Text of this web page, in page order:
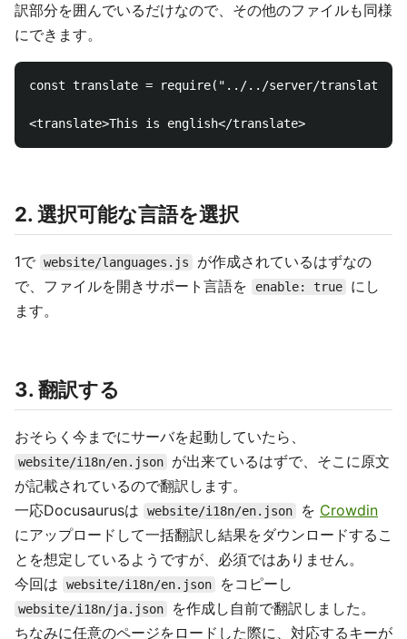
訳部分を囲んでいるだけなので、その他のファイルも同様
にできます。
const translate = require("../../server/
2. 選択可能な言語を選択
1で website/languages.js
が作成されているはずなの
で、ファイルを開きサポート言語を
enable: true
にし
ます。
3. 翻訳する
おそらく今までにサーバを起動していたら、
website/i18n/en.json
が出来ているはずで、そこに原文
が記載されているので翻訳します。
一応Docusaurusは
website/i18n/en.json を Crowdin
にアップロードして一括翻訳し結果をダウンロードするこ
とを想定しているようですが、必須ではありません。
今回は
website/i18n/en.json をコピーし
website/i18n/ja.json
を作成し自前で翻訳しました。
ちなみに任意のページをロードした際に、対応するキーが